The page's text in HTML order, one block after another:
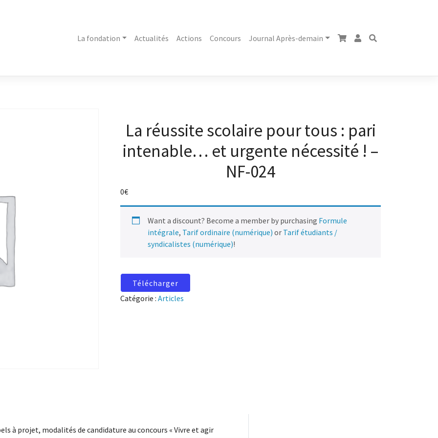
La fondation Actualités Actions Concours Journal Après-demain
La réussite scolaire pour tous : pari
intenable… et urgente nécessité ! –
NF-024
0€
Want a discount? Become a member by purchasing Formule
intégrale, Tarif ordinaire (numérique) or Tarif étudiants /
syndicalistes (numérique)!
Télécharger
Catégorie :Articles
à projet, modalités de candidature au concours « Vivre et agir